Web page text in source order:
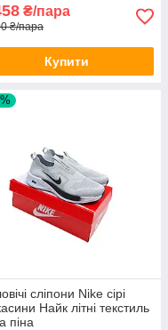
₴/пара
₴/пара
Купити
сліпони Nike сірі
Найк літні текстиль
піна